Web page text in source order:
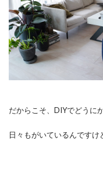
だからこそ、DIYでどうに
日々もがいているんです